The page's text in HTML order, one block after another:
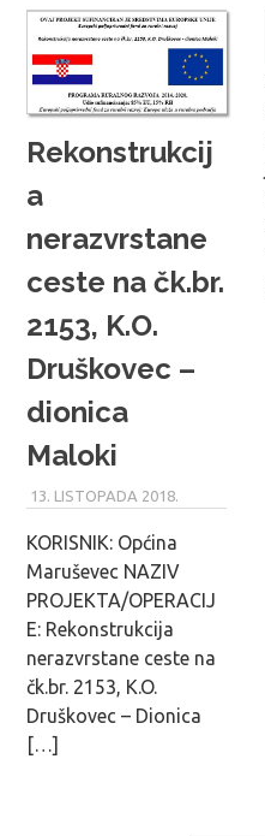
Rekonstrukcij
a
nerazvrstane
ceste na čk.br.
2153, K.O.
Druškovec –
dionica
Maloki
13. LISTOPADA 2018.
KORISNIK: Općina
Maruševec NAZIV
PROJEKTA/OPERACIJ
E: Rekonstrukcija
nerazvrstane ceste na
čk.br. 2153, K.O.
Druškovec – Dionica
[…]